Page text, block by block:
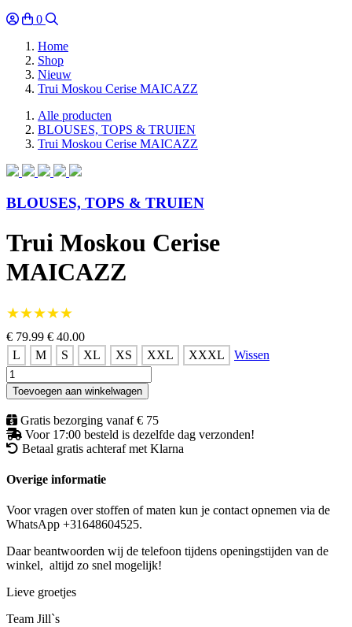
0
Home
Shop
Nieuw
Trui Moskou Cerise MAICAZZ
Alle producten
BLOUSES, TOPS & TRUIEN
Trui Moskou Cerise MAICAZZ
BLOUSES, TOPS & TRUIEN
Trui Moskou Cerise
MAICAZZ
★★★★★
€ 79.99 € 40.00
L
M S XL XS XXL XXXL
Wissen
Trui
Moskou
Cerise
MAICAZZ
aantal
Toevoegen aan winkelwagen
Gratis bezorging vanaf € 75
Voor 17:00 besteld is dezelfde dag verzonden!
Betaal gratis achteraf met Klarna
Overige informatie
Voor vragen over stoffen of maten kun je contact opnemen via de
WhatsApp +31648604525.
Daar beantwoorden wij de telefoon tijdens openingstijden van de
winkel, altijd zo snel mogelijk!
Lieve groetjes
Team Jill`s